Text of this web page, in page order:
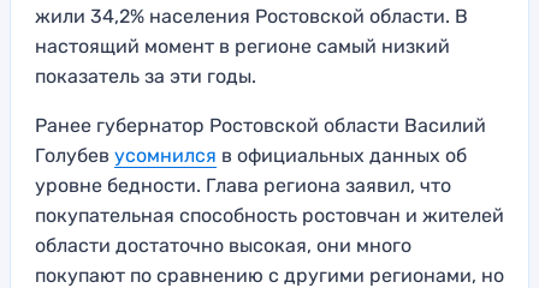
жили 34,2% населения Ростовской области. В
настоящий момент в регионе самый низкий
показатель за эти годы.
Ранее губернатор Ростовской области Василий
Голубев усомнился в официальных данных об
уровне бедности. Глава региона заявил, что
покупательная способность ростовчан и жителей
области достаточно высокая, они много
покупают по сравнению с другими регионами, но